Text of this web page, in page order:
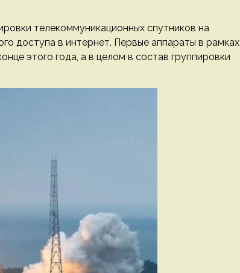
телекоммуникационных спутников на
доступа в интернет. Первые аппараты в рамках
этого года, а в целом в состав группировки